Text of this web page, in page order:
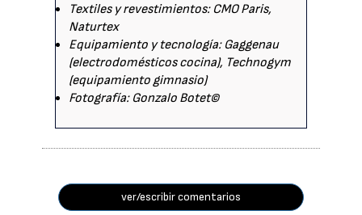
Textiles y revestimientos: CMO Paris,
Naturtex
Equipamiento y tecnología: Gaggenau
(electrodomésticos cocina), Technogym
(equipamiento gimnasio)
Fotografía: Gonzalo Botet©
ver/escribir comentarios